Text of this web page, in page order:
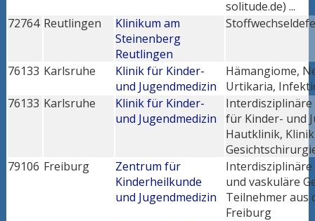
solitude.de) ...
72764 Reutlingen
Klinikum am
Steinenberg
Reutlingen
76133 Karlsruhe
Klinik für Kinder-
und Jugendmedizin
Hämangiome,
Urtikaria,
76133 Karlsruhe
Klinik für Kinder-
und Jugendmedizin
für Kinder- und
Hautklinik,
79106 Freiburg
Zentrum für
Kinderheilkunde
und Jugendmedizin
und vaskuläre
Teilnehmer aus
Freiburg